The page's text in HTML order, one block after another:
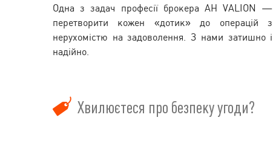
Одна з задач професії брокера АН VALION —
перетворити кожен «дотик» до операцій з
нерухомістю на задоволення. З нами затишно і
надійно.
Хвилюєтеся про безпеку угоди?